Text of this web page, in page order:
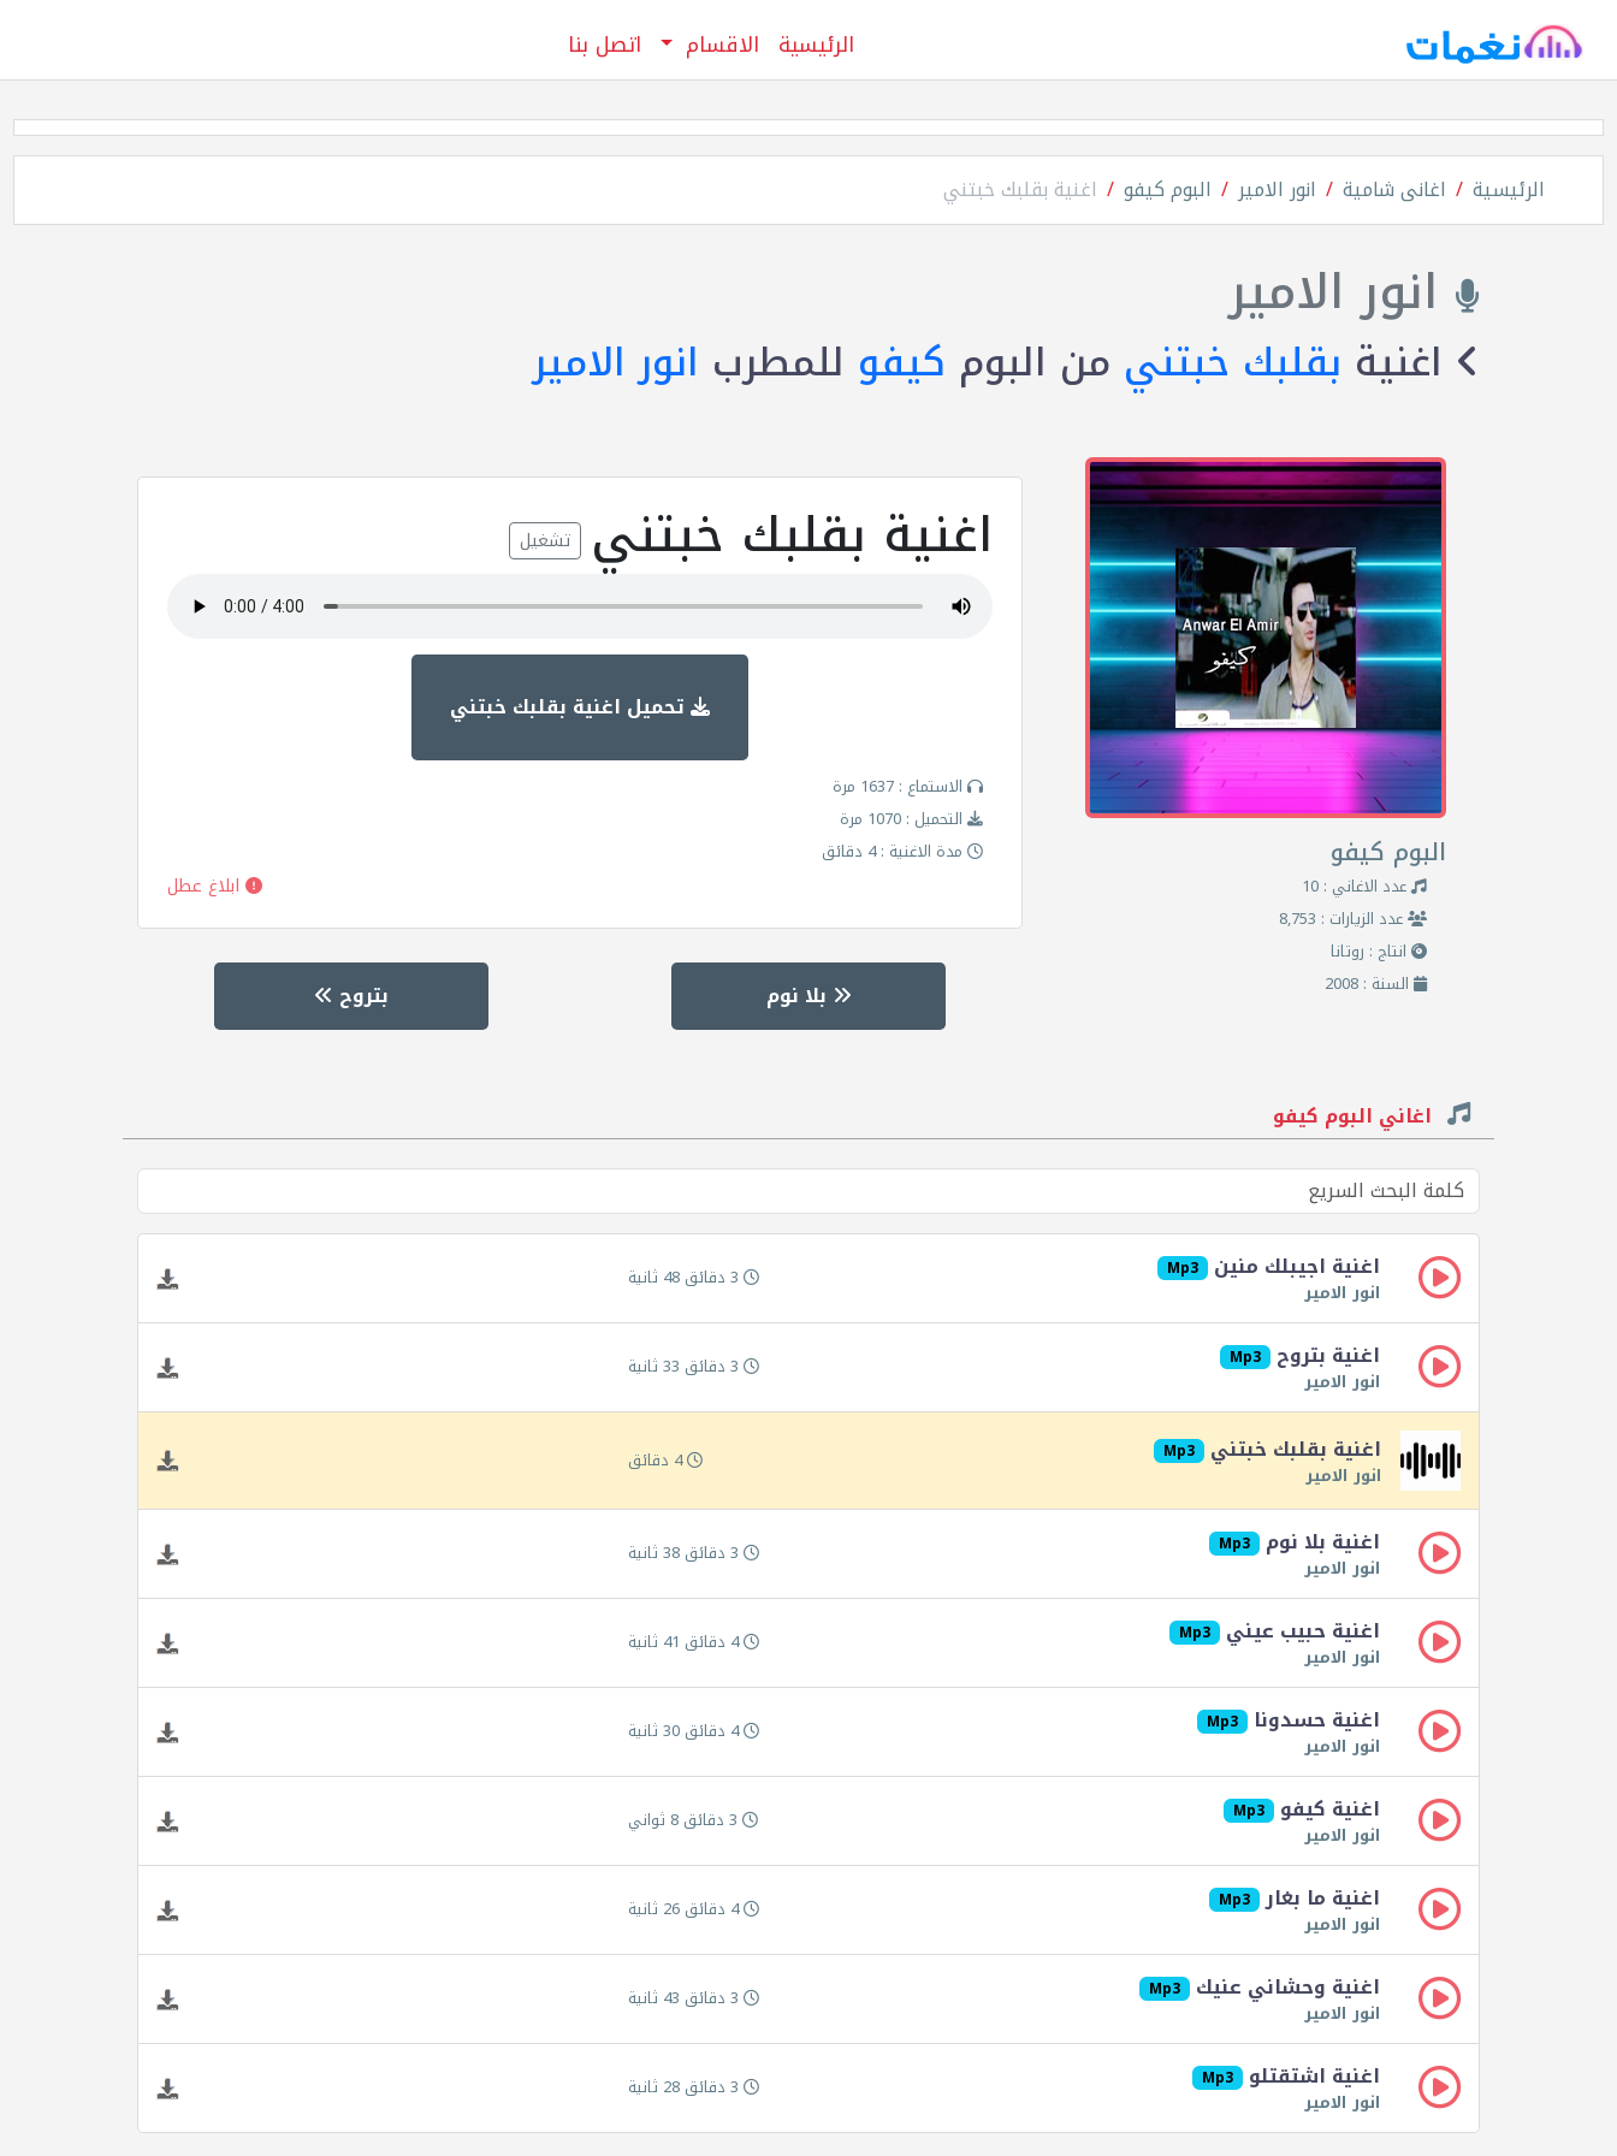
الرئيسية الاقسام اتصل بنا
الرئيسية اغانى شامية انور الامير البوم كيفو اغنية بقلبك خبتني
انور الامير
اغنية بقلبك خبتني من البوم كيفو للمطرب انور الامير
البوم كيفو
عدد الاغاني : 10
عدد الزيارات : 8,753
انتاج : روتانا
السنة : 2008
اغنية بقلبك خبتني تشغيل
تحميل اغنية بقلبك خبتني
الاستماع : 1637 مرة
التحميل : 1070 مرة
مدة الاغنية : 4 دقائق
ابلاغ عطل
بلا نوم بتروح
اغاني البوم كيفو
اغنية اجيبلك منين Mp3
انور الامير
اغنية بتروح Mp3
انور الامير
اغنية بقلبك خبتني Mp3
انور الامير 4 دقائق
اغنية بلا نوم Mp3
انور الامير
اغنية حبيب عيني Mp3
انور الامير 4 دقائق 41 ثانية
اغنية حسدونا Mp3
انور الامير 4 دقائق 30 ثانية
اغنية كيفو Mp3
انور الامير
اغنية ما بغار Mp3
انور الامير 4 دقائق 26 ثانية
اغنية وحشاني عنيك Mp3
انور الامير
اغنية اشتقتلو Mp3
انور الامير